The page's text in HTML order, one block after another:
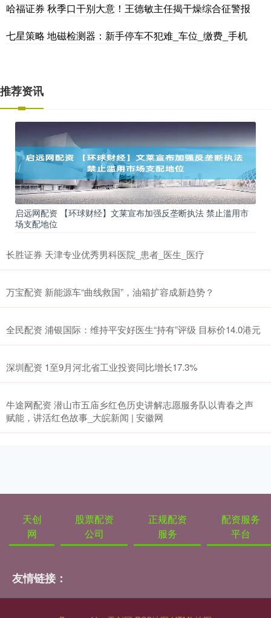
哈福证券 秋季口干别大意！王德敏主任揭干燥综合征警报
七星策略 地磁检测器：新手停车不犯难_车位_缴费_手机
推荐资讯
启远网配资 【环球财经】文莱宣布加强反垄断执法 禁止滥用市
场支配地位
长胜证券 天津专业优秀男科医院_患者_医生_医疗
万宝配资 新能源车“曲线救国”，油箱扩容成新趋势？
全民配资 浦银国际：维持平安好医生“持有”评级 目标价14.0港元
深圳配资 1至9月河北省工业投资同比增长17.3%
牛途网配资 潜山市五庙乡红色历史讲解志愿服务队以青春之声
赋能，讲活红色故事_大皖新闻 | 安徽网
天创
网
股票配资
公司
正规配资
服务
配资服务
平台
友情链接：